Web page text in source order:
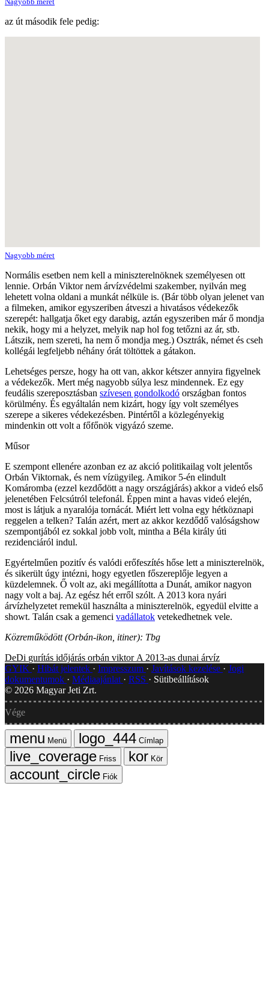
az út második fele pedig:
Nagyobb méret
Normális esetben nem kell a miniszterelnöknek személyesen ott
lennie. Orbán Viktor nem árvízvédelmi szakember, nyilván meg
lehetett volna oldani a munkát nélküle is. (Bár több olyan jelenet van
a filmeken, amikor egyszeriben átveszi a hivatásos védekezők
szerepét: hallgatja őket egy darabig, aztán egyszeriben már ő mondja
nekik, hogy mi a helyzet, melyik nap hol fog tetőzni az ár, stb.
Látszik, nem szereti, ha nem ő mondja meg.) Osztrák, német és cseh
kollégái legfeljebb néhány órát töltöttek a gátakon.
Lehetséges persze, hogy ha ott van, akkor kétszer annyira figyelnek
a védekezők. Mert még nagyobb súlya lesz mindennek. Ez egy
feudális szereposztásban szívesen gondolkodó országban fontos
körülmény. És egyáltalán nem kizárt, hogy így volt személyes
szerepe a sikeres védekezésben. Pintértől a közlegényekig
mindenkin ott volt a főfőnök vigyázó szeme.
Műsor
E szempont ellenére azonban ez az akció politikailag volt jelentős
Orbán Viktornak, és nem vízügyileg. Amikor 5-én elindult
Komáromba (ezzel kezdődött a nagy országjárás) akkor a videó első
jelenetében Felcsútról telefonál. Éppen mint a havas videó elején,
most is látjuk a nyaralója tornácát. Miért lett volna egy hétköznapi
reggelen a telken? Talán azért, mert az akkor kezdődő valóságshow
szempontjából ez sokkal jobb volt, mintha a Béla király úti
rezidenciáról indul.
Egyértelműen pozitív és valódi erőfeszítés hőse lett a miniszterelnök,
és sikerült úgy intézni, hogy egyetlen főszereplője legyen a
küzdelemnek. Ő volt az, aki megállította a Dunát, amikor nagyon
nagy volt a baj. Az egész hét erről szólt. A 2013 kora nyári
árvízhelyzetet remekül használta a miniszterelnök, egyedül elvitte a
showt. Talán csak a gemenci vadállatok vetekedhetnek vele.
Közreműködött (Orbán-ikon, itiner): Tbg
DeDi gurítás időjárás orbán viktor A 2013-as dunai árvíz
GYIK
Hibát jelentek Impresszum Javítások kezelése
Jogi
dokumentumok
Médiaajánlat RSS
Sütibeállítások
© 2026 Magyar Jeti Zrt.
Vége
Menü
Címlap
Friss
Kör
Fiók